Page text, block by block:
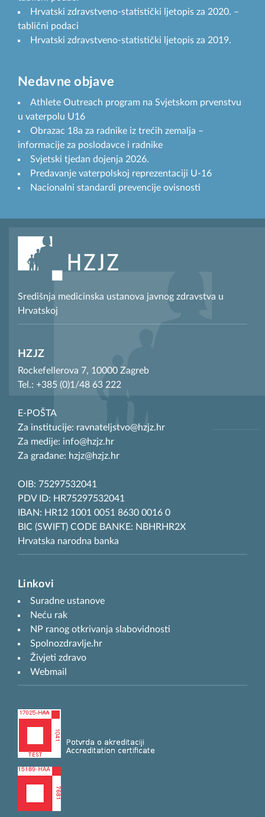
Hrvatski zdravstveno-statistički ljetopis za 2020. –
tablični podaci
Hrvatski zdravstveno-statistički ljetopis za 2019.
Nedavne objave
Athlete Outreach program na Svjetskom prvenstvu
u vaterpolu U16
Obrazac 18a za radnike iz trećih zemalja –
informacije za poslodavce i radnike
Svjetski tjedan dojenja 2026.
Predavanje vaterpolskoj reprezentaciji U-16
Nacionalni standardi prevencije ovisnosti
Središnja medicinska ustanova javnog zdravstva u
Hrvatskoj
HZJZ
Rockefellerova 7, 10000 Zagreb
Tel.: +385 (0)1/48 63 222
E-POŠTA
Za institucije: ravnateljstvo@hzjz.hr
Za medije: info@hzjz.hr
Za građane: hzjz@hzjz.hr
OIB: 75297532041
PDV ID: HR75297532041
IBAN: HR12 1001 0051 8630 0016 0
BIC (SWIFT) CODE BANKE: NBHRHR2X
Hrvatska narodna banka
Linkovi
Suradne ustanove
Neću rak
NP ranog otkrivanja slabovidnosti
Spolnozdravlje.hr
Živjeti zdravo
Webmail